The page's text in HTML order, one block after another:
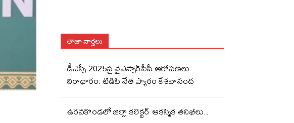
తాజా వార్తలు
డీఎస్సీ-2025పై వైఎస్సార్‌సీపీ ఆరోపణలు
నిరాధారం: టిడిపి నేత ప్యారం కేశవానంద
ఉరవకొండలో జిల్లా కలెక్టర్ ఆకస్మిక తనిఖీలు..